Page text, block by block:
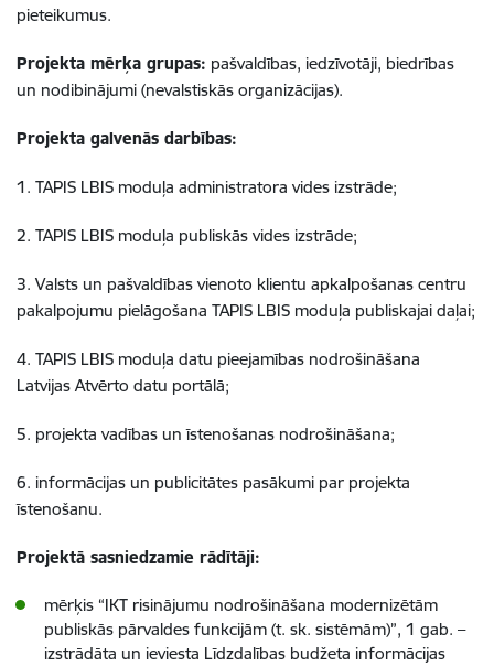
pieteikumus.
Projekta mērķa grupas: pašvaldības, iedzīvotāji, biedrības
un nodibinājumi (nevalstiskās organizācijas).
Projekta galvenās darbības:
1. TAPIS LBIS moduļa administratora vides izstrāde;
2. TAPIS LBIS moduļa publiskās vides izstrāde;
3. Valsts un pašvaldības vienoto klientu apkalpošanas centru
pakalpojumu pielāgošana TAPIS LBIS moduļa publiskajai daļai;
4. TAPIS LBIS moduļa datu pieejamības nodrošināšana
Latvijas Atvērto datu portālā;
5. projekta vadības un īstenošanas nodrošināšana;
6. informācijas un publicitātes pasākumi par projekta
īstenošanu.
Projektā sasniedzamie rādītāji:
mērķis “IKT risinājumu nodrošināšana modernizētām
publiskās pārvaldes funkcijām (t. sk. sistēmām)”, 1 gab. –
izstrādāta un ieviesta Līdzdalības budžeta informācijas